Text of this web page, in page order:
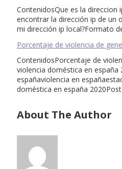
ContenidosQue es la direccion
encontrar la dirección ip de un
mi dirección ip local?Formato
Porcentaje de violencia de
ContenidosPorcentaje de
violencia doméstica en españa
españaviolencia en
doméstica en españa
About The Author